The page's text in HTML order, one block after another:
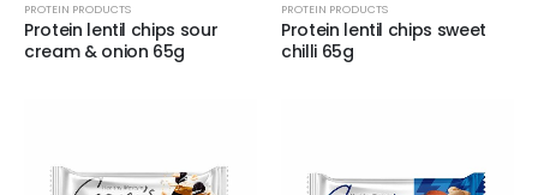
PROTEIN PRODUCTS
Protein lentil chips sour
cream & onion 65g
PROTEIN PRODUCTS
Protein lentil chips sweet
chilli 65g